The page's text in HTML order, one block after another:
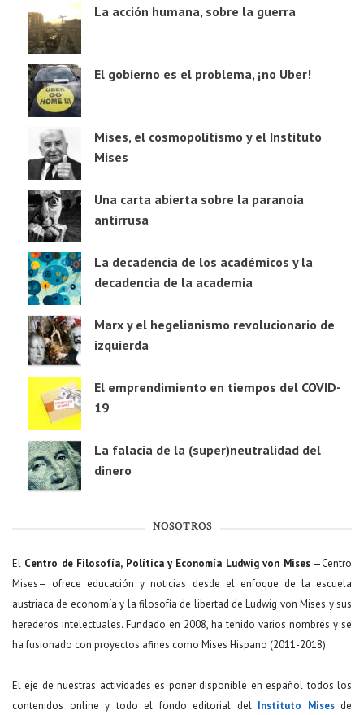
La acción humana, sobre la guerra
El gobierno es el problema, ¡no Uber!
Mises, el cosmopolitismo y el Instituto
Mises
Una carta abierta sobre la paranoia
antirrusa
La decadencia de los académicos y la
decadencia de la academia
Marx y el hegelianismo revolucionario de
izquierda
El emprendimiento en tiempos del COVID-
19
La falacia de la (super)neutralidad del
dinero
NOSOTROS
El Centro de Filosofía, Política y Economía Ludwig von Mises—Centro
Mises— ofrece educación y noticias desde el enfoque de la escuela
austriaca de economía y la filosofía de libertad de Ludwig von Mises y sus
herederos intelectuales. Fundado en 2008, ha tenido varios nombres y se
ha fusionado con proyectos afines como Mises Hispano (2011-2018).
El eje de nuestras actividades es poner disponible en español todos los
contenidos online y todo el fondo editorial del Instituto Misesde